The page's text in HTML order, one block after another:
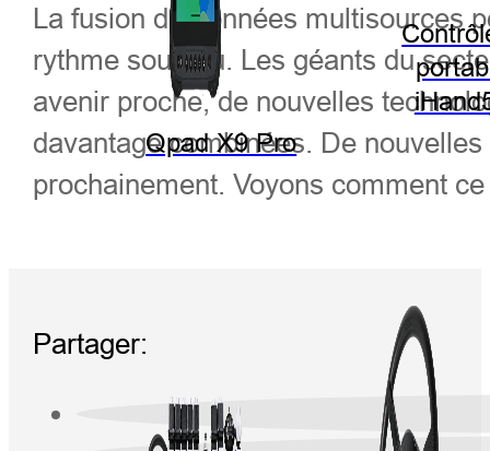
Qpad X9 Pro
La fusion de données multisources
rythme soutenu. Les géants du
avenir proche, de nouvelles
davantage combinées. De
prochainement. Voyons comment
Partager: